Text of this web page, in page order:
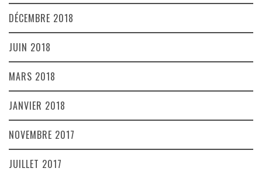
DÉCEMBRE 2018
JUIN 2018
MARS 2018
JANVIER 2018
NOVEMBRE 2017
JUILLET 2017